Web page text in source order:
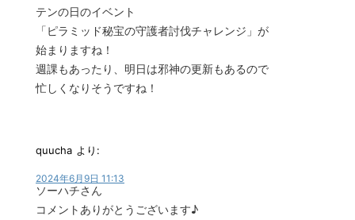
テンの日のイベント
「ピラミッド秘宝の守護者討伐チャレンジ」が
始まりますね！
週課もあったり、明日は邪神の更新もあるので
忙しくなりそうですね！
quucha より:
2024年6月9日 11:13
ソーハチさん
コメントありがとうございます♪